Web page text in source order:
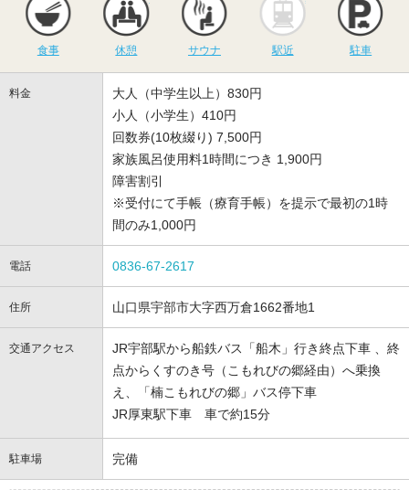
食事 休憩 サウナ 駅近 駐車
料金
大人（中学生以上）830円
小人（小学生）410円
回数券(10枚綴り) 7,500円
家族風呂使用料1時間につき 1,900円
障害割引
※受付にて手帳（療育手帳）を提示で最初の1時
間のみ1,000円
電話 0836-67-2617
住所 山口県宇部市大字西万倉1662番地1
交通アクセス
JR宇部駅から船鉄バス「船木」行き終点下車 、終
点からくすのき号（こもれびの郷経由）へ乗換
え、「楠こもれびの郷」バス停下車
JR厚東駅下車 車で約15分
駐車場 完備